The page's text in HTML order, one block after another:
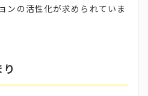
ンの活性化が求められていま